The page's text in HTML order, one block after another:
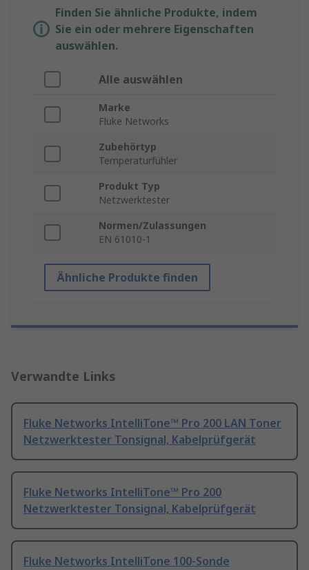
Finden Sie ähnliche Produkte, indem
Sie ein oder mehrere Eigenschaften
auswählen.
Alle auswählen
Marke
Fluke Networks
Zubehörtyp
Temperaturfühler
Produkt Typ
Netzwerktester
Normen/Zulassungen
EN 61010-1
Ähnliche Produkte finden
Verwandte Links
Fluke Networks IntelliTone™ Pro 200 LAN Toner
Netzwerktester Tonsignal, Kabelprüfgerät
Fluke Networks IntelliTone™ Pro 200
Netzwerktester Tonsignal, Kabelprüfgerät
Fluke Networks IntelliTone 100-Sonde